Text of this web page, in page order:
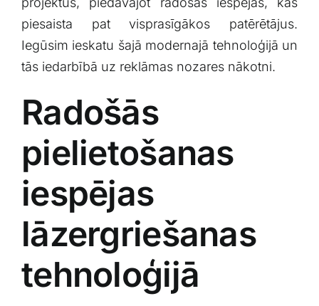
piesaista pat visprasīgākos patērētājus.
Iegūsim ieskatu šajā ‍modernajā tehnoloģijā un
tās iedarbībā uz reklāmas nozares nākotni.
Radošās
pielietošanas
iespējas
lāzergriešanas
tehnoloģijā